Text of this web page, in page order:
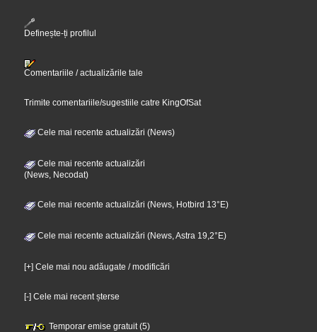
Definește-ți profilul
Comentariile / actualizările tale
Trimite comentariile/sugestiile catre KingOfSat
Cele mai recente actualizări (News)
Cele mai recente actualizări
(News, Necodat)
Cele mai recente actualizări (News, Hotbird 13°E)
Cele mai recente actualizări (News, Astra 19,2°E)
[+] Cele mai nou adăugate / modificări
[-] Cele mai recent șterse
Temporar emise gratuit (5)